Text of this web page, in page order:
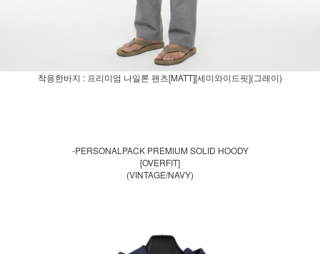
착용한바지 : 프리미엄 나일론 팬츠[MATT][세미와이드핏](그레이)
-PERSONALPACK PREMIUM SOLID HOODY
[OVERFIT]
(VINTAGE/NAVY)